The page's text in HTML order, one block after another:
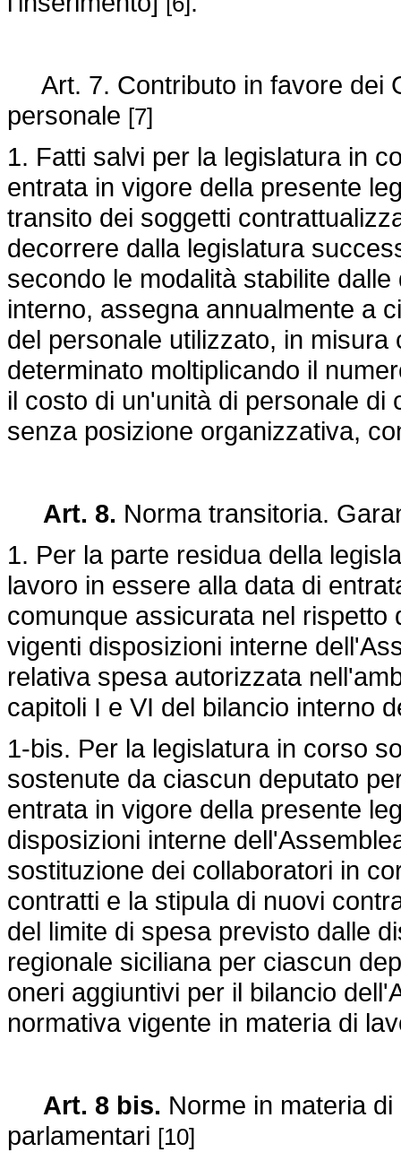
Art. 7. Contributo in favore dei
personale [7]
1. Fatti salvi per la legislatura in
entrata in vigore della presente
transito dei soggetti
decorrere dalla legislatura
secondo le modalità stabilite
interno, assegna annualmente a
del personale utilizzato, in
determinato moltiplicando il
il costo di un'unità di personale
senza posizione organizzativa,
Art. 8. Norma transitoria.
1. Per la parte residua della
lavoro in essere alla data di
comunque assicurata nel rispetto
vigenti disposizioni interne
relativa spesa autorizzata
capitoli I e VI del bilancio interno
1-bis. Per la legislatura in corso
sostenute da ciascun deputato
entrata in vigore della presente
disposizioni interne
sostituzione dei collaboratori in
contratti e la stipula di nuovi
del limite di spesa previsto dalle
regionale siciliana per ciascun
oneri aggiuntivi per il bilancio
normativa vigente in materia di
Art. 8 bis. Norme in materia
parlamentari [10]